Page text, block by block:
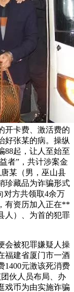
开卡费、激活费的
好张某的病。操纵
88起，让人至始至
者”，共计涉案金
某（男，巫山县
珍藏品为诈骗形式
对方共领取4余万
有资历加入正在**
人）、为首的犯罪
被犯罪嫌疑人操
福建省厦门市一酒
1400元激该死消费
伙人员布局、办
戏币为由实施诈骗